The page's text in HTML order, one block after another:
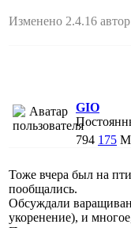
Изменено 2.4.16
GIO
794 175
Тоже вчера был на
пообщались.
Обсуждали
укоренение), и